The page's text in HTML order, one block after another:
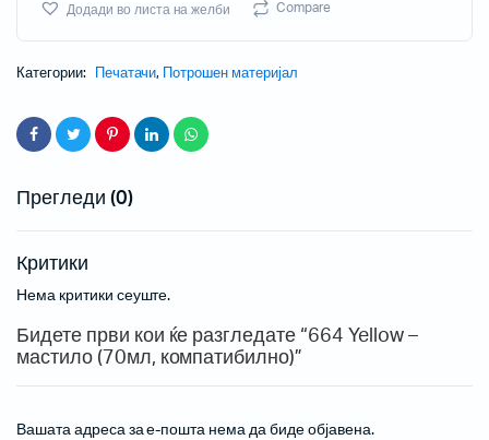
Додади во листа на желби Compare
Категории: Печатачи, Потрошен материјал
Прегледи (0)
Критики
Нема критики сеуште.
Бидете први кои ќе разгледате “664 Yellow –
мастило (70мл, компатибилно)”
Вашата адреса за е-пошта нема да биде објавена.